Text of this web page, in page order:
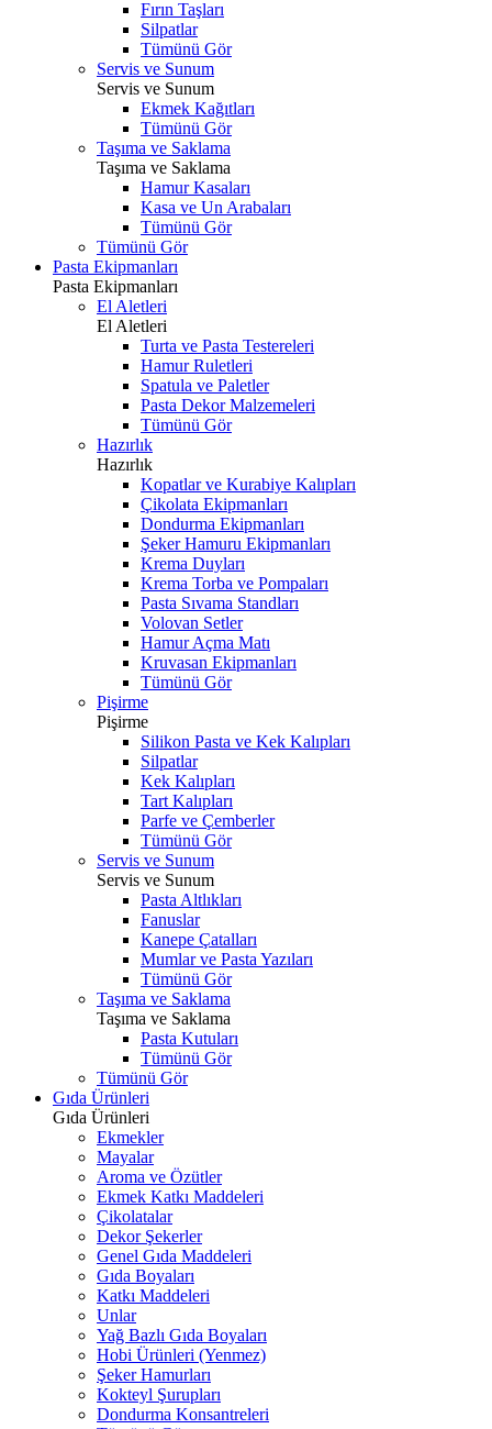
Fırın Taşları
Silpatlar
Tümünü Gör
Servis ve Sunum
Servis ve Sunum
Ekmek Kağıtları
Tümünü Gör
Taşıma ve Saklama
Taşıma ve Saklama
Hamur Kasaları
Kasa ve Un Arabaları
Tümünü Gör
Tümünü Gör
Pasta Ekipmanları
Pasta Ekipmanları
El Aletleri
El Aletleri
Turta ve Pasta Testereleri
Hamur Ruletleri
Spatula ve Paletler
Pasta Dekor Malzemeleri
Tümünü Gör
Hazırlık
Hazırlık
Kopatlar ve Kurabiye Kalıpları
Çikolata Ekipmanları
Dondurma Ekipmanları
Şeker Hamuru Ekipmanları
Krema Duyları
Krema Torba ve Pompaları
Pasta Sıvama Standları
Volovan Setler
Hamur Açma Matı
Kruvasan Ekipmanları
Tümünü Gör
Pişirme
Pişirme
Silikon Pasta ve Kek Kalıpları
Silpatlar
Kek Kalıpları
Tart Kalıpları
Parfe ve Çemberler
Tümünü Gör
Servis ve Sunum
Servis ve Sunum
Pasta Altlıkları
Fanuslar
Kanepe Çatalları
Mumlar ve Pasta Yazıları
Tümünü Gör
Taşıma ve Saklama
Taşıma ve Saklama
Pasta Kutuları
Tümünü Gör
Tümünü Gör
Gıda Ürünleri
Gıda Ürünleri
Ekmekler
Mayalar
Aroma ve Özütler
Ekmek Katkı Maddeleri
Çikolatalar
Dekor Şekerler
Genel Gıda Maddeleri
Gıda Boyaları
Katkı Maddeleri
Unlar
Yağ Bazlı Gıda Boyaları
Hobi Ürünleri (Yenmez)
Şeker Hamurları
Kokteyl Şurupları
Dondurma Konsantreleri